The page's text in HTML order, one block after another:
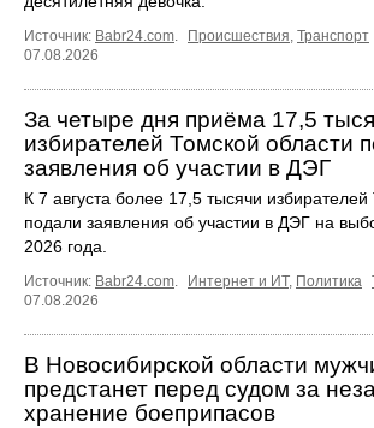
Источник: Babr24.com. Происшествия, Транспорт
07.08.2026
За четыре дня приёма 17,5
избирателей Томской области
заявления об участии в ДЭГ
К 7 августа более 17,5 тысячи
подали заявления об участии в ДЭГ на
2026 года.
Источник: Babr24.com. Интернет и ИТ, Политика
07.08.2026
В Новосибирской области
предстанет перед судом за
хранение боеприпасов